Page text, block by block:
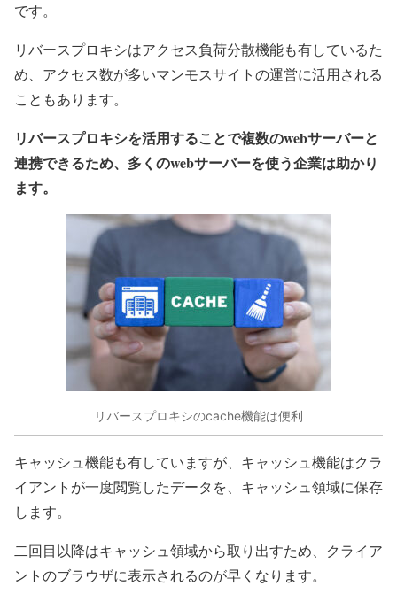
です。
リバースプロキシはアクセス負荷分散機能も有しているた
め、アクセス数が多いマンモスサイトの運営に活用される
こともあります。
リバースプロキシを活用することで複数のwebサーバーと
連携できるため、多くのwebサーバーを使う企業は助かり
ます。
リバースプロキシのcache機能は便利
キャッシュ機能も有していますが、キャッシュ機能はクラ
イアントが一度閲覧したデータを、キャッシュ領域に保存
します。
二回目以降はキャッシュ領域から取り出すため、クライア
ントのブラウザに表示されるのが早くなります。